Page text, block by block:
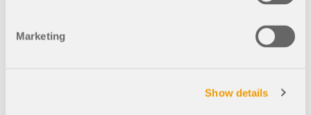
Marketing
Show details
válcovaných a svařovaných
nosníku na sloup s čelní